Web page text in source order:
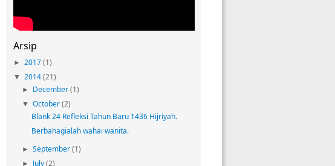
Arsip
► 2017(1)
▼ 2014(21)
► December(1)
▼October(2)
Blank 24 Refleksi Tahun Baru 1436 Hijriyah.
Berbahagialah wahai wanita.
►September(1)
► July(2)